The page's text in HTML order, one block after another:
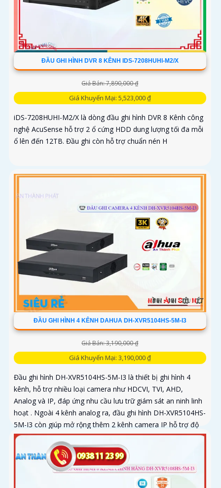
ĐẦU GHI HÌNH DVR 8 KÊNH IDS-7208HUHI-M2/X
Giá Bán: 7,890,000 ₫
Giá Khuyến Mại: 5,523,000 ₫
iDS-7208HUHI-M2/X là dòng đầu ghi hình DVR 8 Kênh công
nghệ AcuSense hỗ trợ 2 ổ cứng HDD dung lượng tối đa mỗi
ổ lên đến 12TB. Đầu ghi còn hỗ trợ chuẩn nén H
ĐẦU GHI HÌNH 4 KÊNH DAHUA DH-XVR5104HS-5M-I3
Giá Bán: 3,190,000 ₫
Giá Khuyến Mại: 3,190,000 ₫
Đầu ghi hình DH-XVR5104HS-5M-I3 là thiết bị ghi hình 4
kênh, hỗ trợ nhiều loại camera như HDCVI, TVI, AHD,
Analog và IP, đáp ứng nhu cầu lưu trữ giám sát an ninh linh
hoạt . Ngoài 4 kênh analog ra, đầu ghi hình DH-XVR5104HS-
5M-I3 còn giúp mở rộng thêm 2 kênh camera IP hỗ trợ độ
phân giải tối đa 6MP